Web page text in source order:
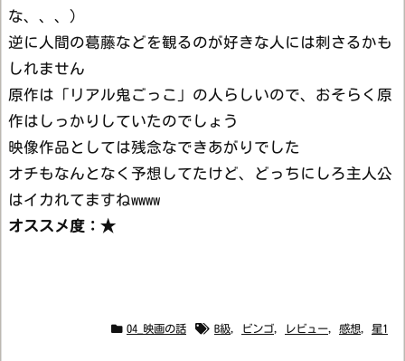
な、、、）
逆に人間の葛藤などを観るのが好きな人には刺さるかも
しれません
原作は「リアル鬼ごっこ」の人らしいので、おそらく原
作はしっかりしていたのでしょう
映像作品としては残念なできあがりでした
オチもなんとなく予想してたけど、どっちにしろ主人公
はイカれてますねwwww
オススメ度：★
04_映画の話 B級, ビンゴ, レビュー, 感想, 星1